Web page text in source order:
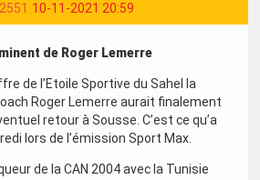
10-11-2021 20:59
de Roger Lemerre
de l’Etoile Sportive du Sahel la
Roger Lemerre aurait finalement
retour à Sousse. C’est ce qu’a
lors de l’émission Sport Max.
de la CAN 2004 avec la Tunisie